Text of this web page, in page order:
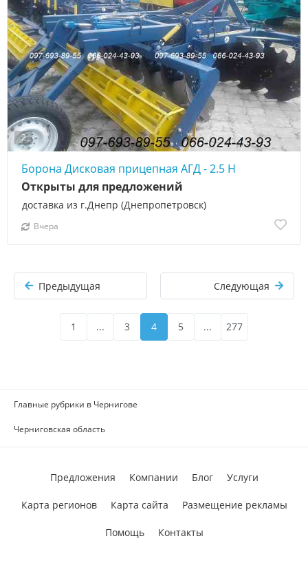
2
Борона Дисковая прицепная АГД - 2.5 Н
доставка из г.Днепр (Днепропетровск)
Открыты для предложений
Вчера
Предыдущая Следующая
1 ... 3 4 5 ... 277
Главные рубрики в Чернигове
Черниговская область
Предложения Компании Блог Услуги
Карта регионов Карта сайта Размещение рекламы
Помощь Контакты